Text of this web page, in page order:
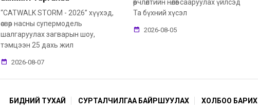
“CATWALK STORM - 2026” хүүхэд,
өсвөр насны супермодель
шалгаруулах загварын шоу,
тэмцээн 25 дахь жил
2026-08-07
өөрчлөлтийн нөлөөг сааруулах үйлсэд
Та бүхний хүсэл
2026-08-05
БИДНИЙ ТУХАЙ СУРТАЛЧИЛГАА БАЙРШУУЛАХ ХОЛБОО БАРИХ